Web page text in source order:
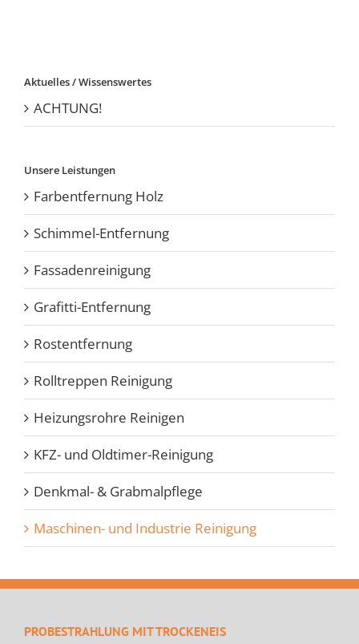
Aktuelles / Wissenswertes
ACHTUNG!
Unsere Leistungen
Farbentfernung Holz
Schimmel-Entfernung
Fassadenreinigung
Grafitti-Entfernung
Rostentfernung
Rolltreppen Reinigung
Heizungsrohre Reinigen
KFZ- und Oldtimer-Reinigung
Denkmal- & Grabmalpflege
Maschinen- und Industrie Reinigung
PROBESTRAHLUNG MIT TROCKENEIS